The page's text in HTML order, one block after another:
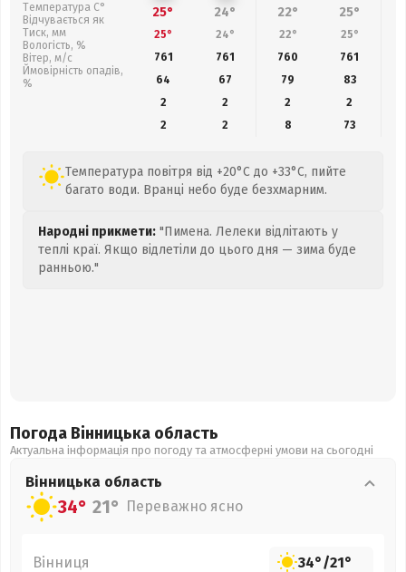
Температура С°
Відчувається як
Тиск, мм
Вологість, %
Вітер, м/с
Ймовірність опадів,
%
25° 24° 22° 25°
25° 24° 22° 25°
761
761 760 761
64
67 79 83
2
2 2
2
2
2 8 73
Температура повітря від +20°C до +33°C, пийте
багато води. Вранці небо буде безхмарним.
Народні прикмети: "Пимена. Лелеки відлітають у
теплі краї. Якщо відлетіли до цього дня — зима буде
ранньою."
Погода Вінницька область
Актуальна інформація про погоду та атмосферні умови на сьогодні
Вінницька область
34° 21° Переважно ясно
Вінниця 34°/21°